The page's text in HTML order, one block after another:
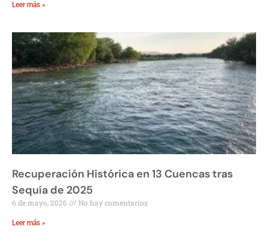
Leer más »
Recuperación Histórica en 13 Cuencas tras
Sequía de 2025
6 de mayo, 2026 No hay comentarios
Leer más »